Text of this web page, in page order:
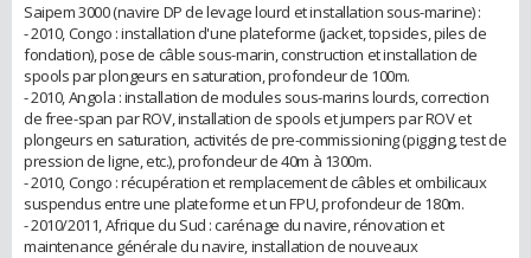
Saipem 3000 (navire DP de levage lourd et installation sous-marine) :
- 2010, Congo : installation d'une plateforme (jacket, topsides, piles de
fondation), pose de câble sous-marin, construction et installation de
spools par plongeurs en saturation, profondeur de 100m.
- 2010, Angola : installation de modules sous-marins lourds, correction
de free-span par ROV, installation de spools et jumpers par ROV et
plongeurs en saturation, activités de pre-commissioning (pigging, test de
pression de ligne, etc.), profondeur de 40m à 1300m.
- 2010, Congo : récupération et remplacement de câbles et ombilicaux
suspendus entre une plateforme et un FPU, profondeur de 180m.
- 2010/2011, Afrique du Sud : carénage du navire, rénovation et
maintenance générale du navire, installation de nouveaux